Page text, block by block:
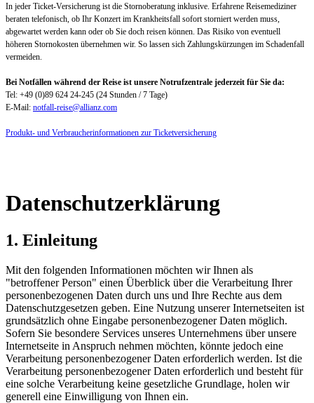
In jeder Ticket-Versicherung ist die Stornoberatung inklusive. Erfahrene Reisemediziner
beraten telefonisch, ob Ihr Konzert im Krankheitsfall sofort storniert werden muss,
abgewartet werden kann oder ob Sie doch reisen können. Das Risiko von eventuell
höheren Stornokosten übernehmen wir. So lassen sich Zahlungskürzungen im Schadenfall
vermeiden.
Bei Notfällen während der Reise ist unsere Notrufzentrale jederzeit für Sie da:
Tel: +49 (0)89 624 24-245 (24 Stunden / 7 Tage)
E-Mail: notfall-reise@allianz.com
Produkt- und Verbraucherinformationen zur Ticketversicherung
Datenschutzerklärung
1. Einleitung
Mit den folgenden Informationen möchten wir Ihnen als
"betroffener Person" einen Überblick über die Verarbeitung Ihrer
personenbezogenen Daten durch uns und Ihre Rechte aus dem
Datenschutzgesetzen geben. Eine Nutzung unserer Internetseiten ist
grundsätzlich ohne Eingabe personenbezogener Daten möglich.
Sofern Sie besondere Services unseres Unternehmens über unsere
Internetseite in Anspruch nehmen möchten, könnte jedoch eine
Verarbeitung personenbezogener Daten erforderlich werden. Ist die
Verarbeitung personenbezogener Daten erforderlich und besteht für
eine solche Verarbeitung keine gesetzliche Grundlage, holen wir
generell eine Einwilligung von Ihnen ein.